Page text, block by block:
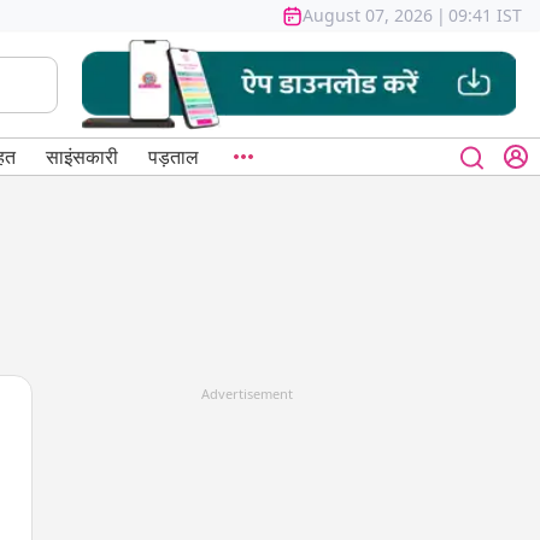
August 07, 2026 | 09:41 IST
साइंसकारी पड़ताल
Advertisement